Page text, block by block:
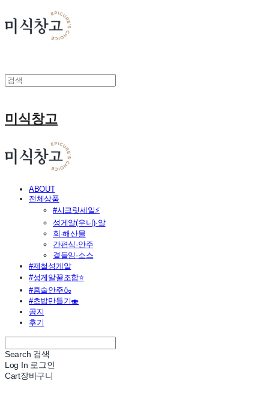
미식창고
ABOUT
전체상품
#시크릿세일⚡
성게알(우니)·알
회·해산물
간편식·안주
곁들임·소스
#제철성게알
#성게알꿀조합⭐
#홈술안주🍶
#초밥만들기🍣
공지
후기
Search 검색
Log In 로그인
Cart장바구니